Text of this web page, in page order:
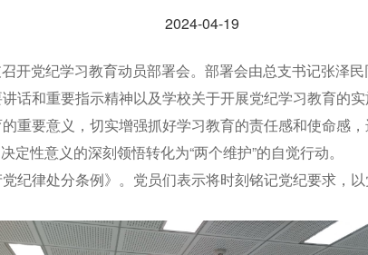
2024-04-19
开党纪学习教育动员部署会。部署会由总支书记张泽民
话和重要指示精神以及学校关于开展党纪学习教育的实
重要意义，切实增强抓好学习教育的责任感和使命感
性意义的深刻领悟转化为“两个维护”的自觉行动。
纪律处分条例》。党员们表示将时刻铭记党纪要求，